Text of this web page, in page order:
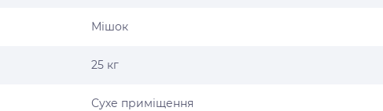
Мішок
25 кг
Сухе приміщення